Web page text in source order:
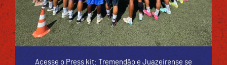
Acesse o Press kit: Tremendão e Juazeirense se